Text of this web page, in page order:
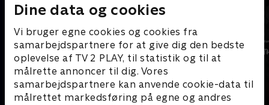
Dine data og cookies
Vi bruger egne cookies og cookies fra
samarbejdspartnere for at give dig den bedste
oplevelse af TV 2 PLAY, til statistik og til at
målrette annoncer til dig. Vores
samarbejdspartnere kan anvende cookie-data til
målrettet markedsføring på egne og andres